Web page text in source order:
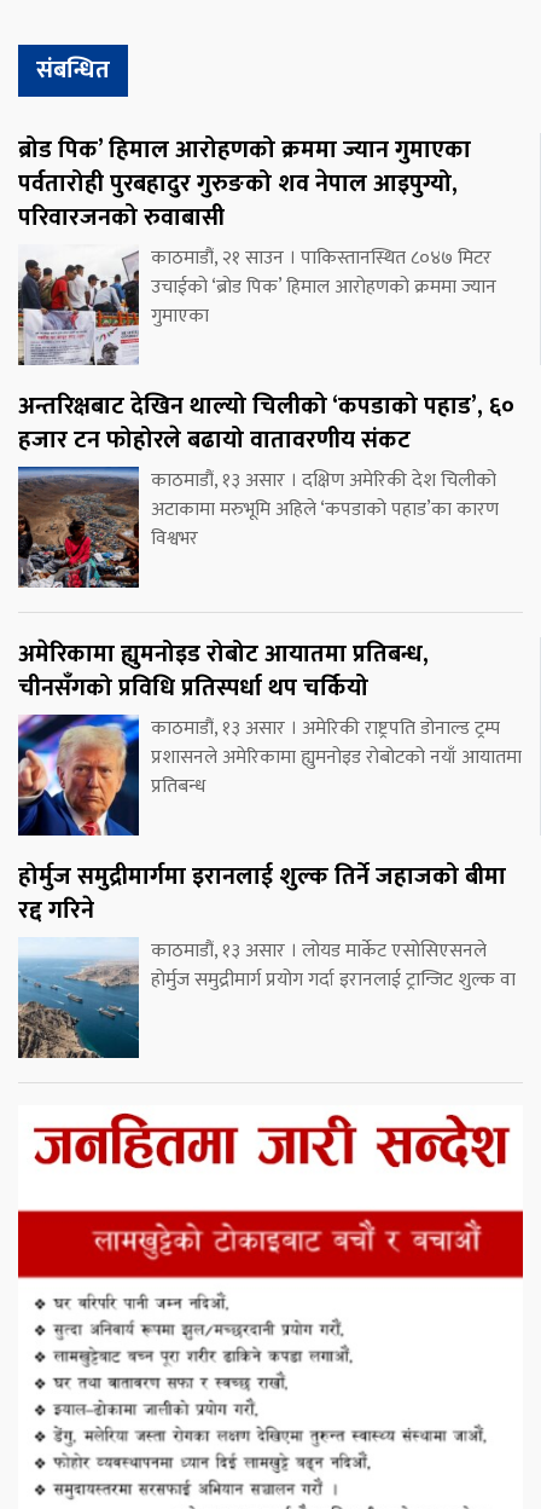
संबन्धित
ब्रोड पिक’ हिमाल आरोहणको क्रममा ज्यान गुमाएका
पर्वतारोही पुरबहादुर गुरुङको शव नेपाल आइपुग्यो,
परिवारजनको रुवाबासी
काठमाडौं, २१ साउन । पाकिस्तानस्थित ८०४७ मिटर
उचाईको ‘ब्रोड पिक’ हिमाल आरोहणको क्रममा ज्यान
गुमाएका
अन्तरिक्षबाट देखिन थाल्यो चिलीको ‘कपडाको पहाड’, ६०
हजार टन फोहोरले बढायो वातावरणीय संकट
काठमाडौं, १३ असार । दक्षिण अमेरिकी देश चिलीको
अटाकामा मरुभूमि अहिले ‘कपडाको पहाड’का कारण
विश्वभर
अमेरिकामा ह्युमनोइड रोबोट आयातमा प्रतिबन्ध,
चीनसँगको प्रविधि प्रतिस्पर्धा थप चर्कियो
काठमाडौं, १३ असार । अमेरिकी राष्ट्रपति डोनाल्ड ट्रम्प
प्रशासनले अमेरिकामा ह्युमनोइड रोबोटको नयाँ आयातमा
प्रतिबन्ध
होर्मुज समुद्रीमार्गमा इरानलाई शुल्क तिर्ने जहाजको बीमा
रद्द गरिने
काठमाडौं, १३ असार । लोयड मार्केट एसोसिएसनले
होर्मुज समुद्रीमार्ग प्रयोग गर्दा इरानलाई ट्रान्जिट शुल्क वा